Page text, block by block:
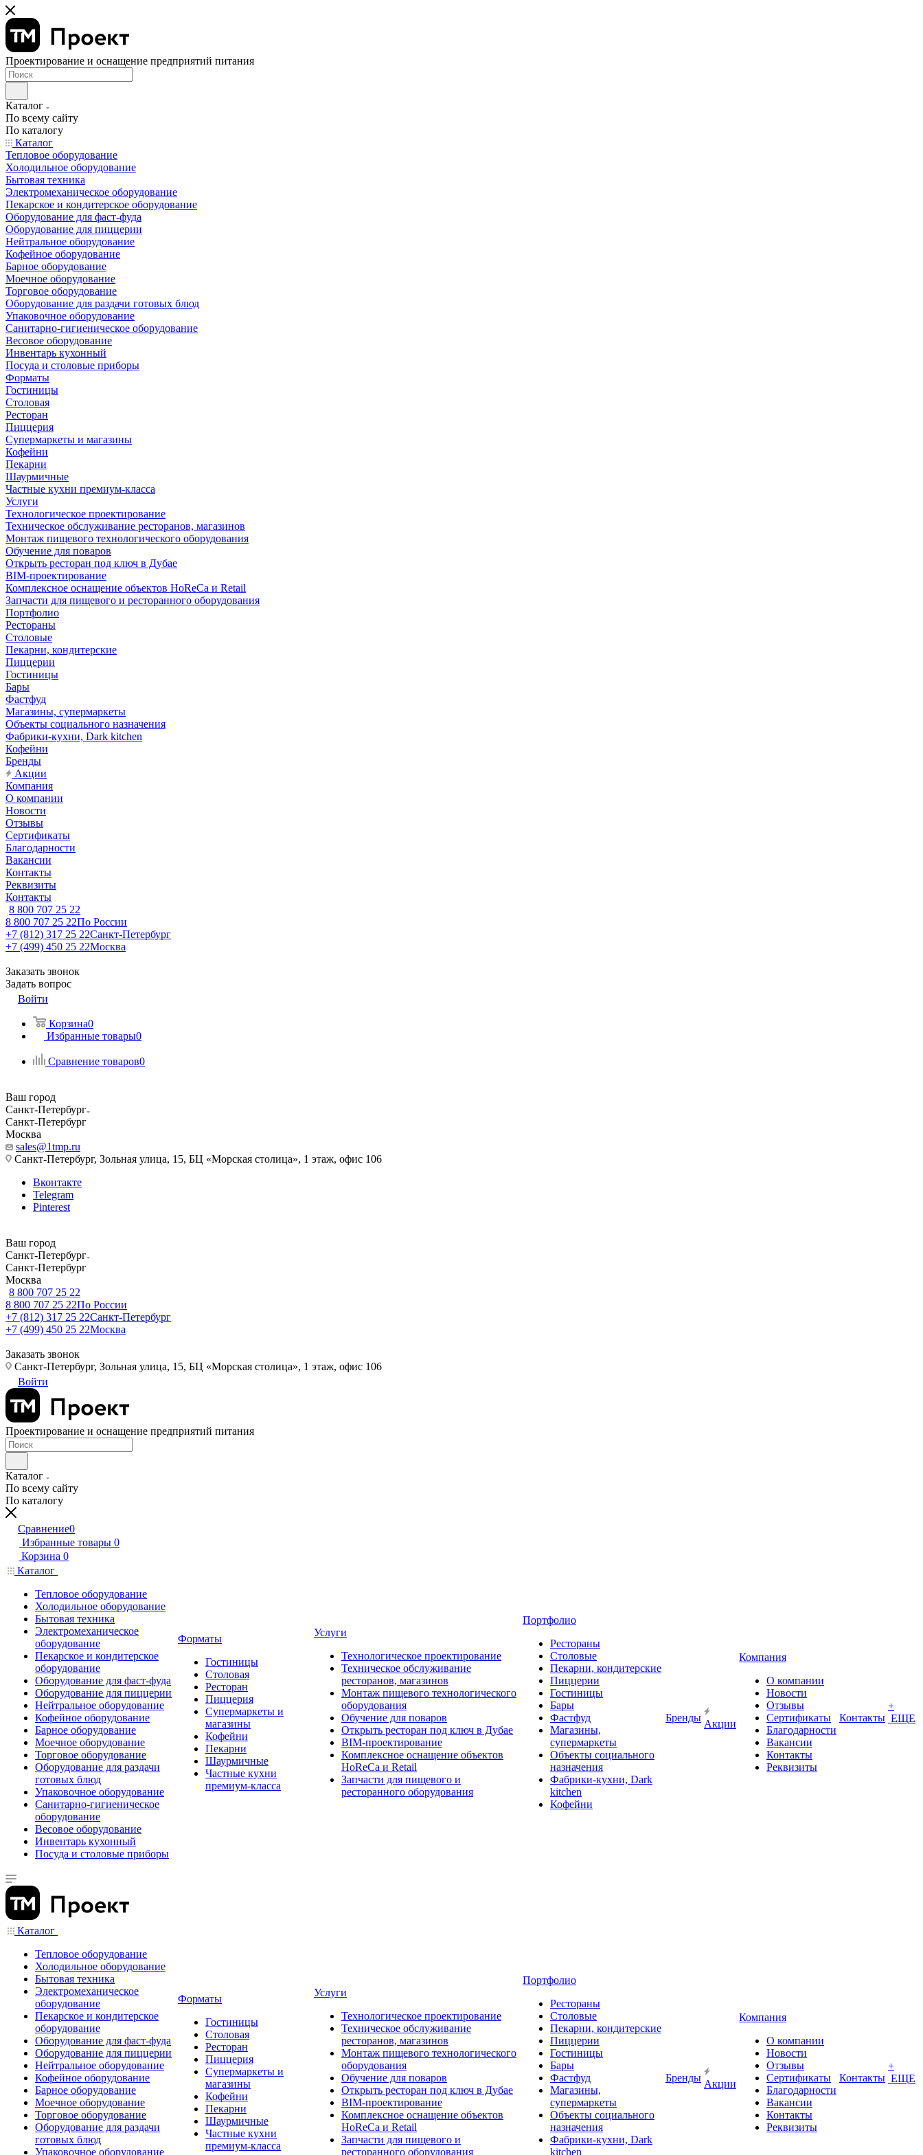
Проектирование и оснащение предприятий питания
Каталог
По всему сайту
По каталогу
Каталог
Тепловое оборудование
Холодильное оборудование
Бытовая техника
Электромеханическое оборудование
Пекарское и кондитерское оборудование
Оборудование для фаст-фуда
Оборудование для пиццерии
Нейтральное оборудование
Кофейное оборудование
Барное оборудование
Моечное оборудование
Торговое оборудование
Оборудование для раздачи готовых блюд
Упаковочное оборудование
Санитарно-гигиеническое оборудование
Весовое оборудование
Инвентарь кухонный
Посуда и столовые приборы
Форматы
Гостиницы
Столовая
Ресторан
Пиццерия
Супермаркеты и магазины
Кофейни
Пекарни
Шаурмичные
Частные кухни премиум-класса
Услуги
Технологическое проектирование
Техническое обслуживание ресторанов, магазинов
Монтаж пищевого технологического оборудования
Обучение для поваров
Открыть ресторан под ключ в Дубае
BIM-проектирование
Комплексное оснащение объектов HoReCa и Retail
Запчасти для пищевого и ресторанного оборудования
Портфолио
Рестораны
Столовые
Пекарни, кондитерские
Пиццерии
Гостиницы
Бары
Фастфуд
Магазины, супермаркеты
Объекты социального назначения
Фабрики-кухни, Dark kitchen
Кофейни
Бренды
Акции
Компания
О компании
Новости
Отзывы
Сертификаты
Благодарности
Вакансии
Контакты
Реквизиты
Контакты
8 800 707 25 22
8 800 707 25 22По России
+7 (812) 317 25 22Санкт-Петербург
+7 (499) 450 25 22Москва
Заказать звонок
Задать вопрос
Войти
Корзина0
Избранные товары0
Сравнение товаров0
Ваш город
Санкт-Петербург
Санкт-Петербург
Москва
sales@1tmp.ru
Санкт-Петербург, Зольная улица, 15, БЦ «Морская столица», 1 этаж, офис 106
Вконтакте
Telegram
Pinterest
Ваш город
Санкт-Петербург
Санкт-Петербург
Москва
8 800 707 25 22
8 800 707 25 22По России
+7 (812) 317 25 22Санкт-Петербург
+7 (499) 450 25 22Москва
Заказать звонок
Санкт-Петербург, Зольная улица, 15, БЦ «Морская столица», 1 этаж, офис 106
Войти
Проектирование и оснащение предприятий питания
Каталог
По всему сайту
По каталогу
Сравнение0
Избранные товары 0
Корзина 0
Каталог
Тепловое оборудование
Холодильное оборудование
Бытовая техника
Электромеханическое
оборудование
Пекарское и кондитерское
оборудование
Оборудование для фаст-фуда
Оборудование для пиццерии
Нейтральное оборудование
Кофейное оборудование
Барное оборудование
Моечное оборудование
Торговое оборудование
Оборудование для раздачи
готовых блюд
Упаковочное оборудование
Санитарно-гигиеническое
оборудование
Весовое оборудование
Инвентарь кухонный
Посуда и столовые приборы
Форматы
Гостиницы
Столовая
Ресторан
Пиццерия
Супермаркеты и
магазины
Кофейни
Пекарни
Шаурмичные
Частные кухни
премиум-класса
Услуги
Технологическое проектирование
Техническое обслуживание
ресторанов, магазинов
Монтаж пищевого технологического
оборудования
Обучение для поваров
Открыть ресторан под ключ в Дубае
BIM-проектирование
Комплексное оснащение объектов
HoReCa и Retail
Запчасти для пищевого и
ресторанного оборудования
Портфолио
Рестораны
Столовые
Пекарни, кондитерские
Пиццерии
Гостиницы
Бары
Фастфуд
Магазины,
супермаркеты
Объекты социального
назначения
Фабрики-кухни, Dark
kitchen
Кофейни
Бренды
Акции
Компания
О компании
Новости
Отзывы
Сертификаты
Благодарности
Вакансии
Контакты
Реквизиты
Контакты
+
ЕЩЕ
Каталог
Тепловое оборудование
Холодильное оборудование
Бытовая техника
Электромеханическое
оборудование
Пекарское и кондитерское
оборудование
Оборудование для фаст-фуда
Оборудование для пиццерии
Нейтральное оборудование
Кофейное оборудование
Барное оборудование
Моечное оборудование
Торговое оборудование
Оборудование для раздачи
готовых блюд
Упаковочное оборудование
Форматы
Гостиницы
Столовая
Ресторан
Пиццерия
Супермаркеты и
магазины
Кофейни
Пекарни
Шаурмичные
Частные кухни
премиум-класса
Услуги
Технологическое проектирование
Техническое обслуживание
ресторанов, магазинов
Монтаж пищевого технологического
оборудования
Обучение для поваров
Открыть ресторан под ключ в Дубае
BIM-проектирование
Комплексное оснащение объектов
HoReCa и Retail
Запчасти для пищевого и
ресторанного оборудования
Портфолио
Рестораны
Столовые
Пекарни, кондитерские
Пиццерии
Гостиницы
Бары
Фастфуд
Магазины,
супермаркеты
Объекты социального
назначения
Фабрики-кухни, Dark
kitchen
Бренды
Акции
Компания
О компании
Новости
Отзывы
Сертификаты
Благодарности
Вакансии
Контакты
Реквизиты
Контакты
+
ЕЩЕ